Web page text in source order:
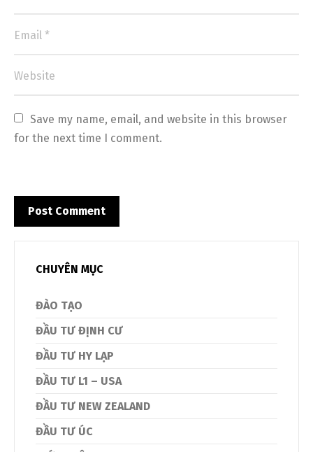
Save my name, email, and website in this browser
for the next time I comment.
CHUYÊN MỤC
ĐÀO TẠO
ĐẦU TƯ ĐỊNH CƯ
ĐẦU TƯ HY LẠP
ĐẦU TƯ L1 – USA
ĐẦU TƯ NEW ZEALAND
ĐẦU TƯ ÚC